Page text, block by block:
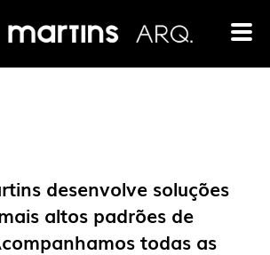
desenvolve soluções
altos padrões de
todas as